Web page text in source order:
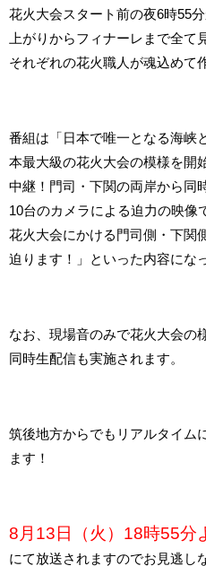
花火大会スタート前の夜6時55
上がりからフィナーレまで全て
それぞれの花火職人が魂込めて
番組は「日本で唯一となる海峡
本最大級の花火大会の模様を開
中継！門司・下関の両岸から同
10台のカメラによる迫力の映像
花火大会にかける門司側・下関
迫ります！」といった内容にな
なお、現場音のみで花火大会の
同時生配信も実施されます。
筑後地方からでもリアルタイム
ます！
8月13日（火）18時55分
にて放送されますのでお見逃し